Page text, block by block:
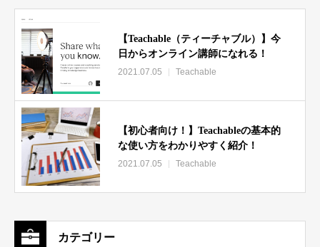
【Teachable（ティーチャブル）】今
日からオンライン講師になれる！
2021.07.05 Teachable
【初心者向け！】Teachableの基本的
な使い方をわかりやすく紹介！
2021.07.05 Teachable
カテゴリー